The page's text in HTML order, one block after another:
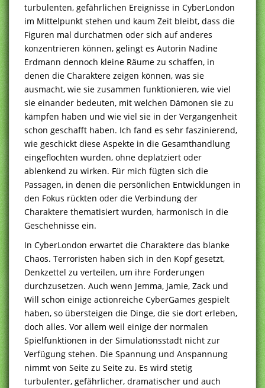
turbulenten, gefährlichen Ereignisse in CyberLondon
im Mittelpunkt stehen und kaum Zeit bleibt, dass die
Figuren mal durchatmen oder sich auf anderes
konzentrieren können, gelingt es Autorin Nadine
Erdmann dennoch kleine Räume zu schaffen, in
denen die Charaktere zeigen können, was sie
ausmacht, wie sie zusammen funktionieren, wie viel
sie einander bedeuten, mit welchen Dämonen sie zu
kämpfen haben und wie viel sie in der Vergangenheit
schon geschafft haben. Ich fand es sehr faszinierend,
wie geschickt diese Aspekte in die Gesamthandlung
eingeflochten wurden, ohne deplatziert oder
ablenkend zu wirken. Für mich fügten sich die
Passagen, in denen die persönlichen Entwicklungen in
den Fokus rückten oder die Verbindung der
Charaktere thematisiert wurden, harmonisch in die
Geschehnisse ein.
In CyberLondon erwartet die Charaktere das blanke
Chaos. Terroristen haben sich in den Kopf gesetzt,
Denkzettel zu verteilen, um ihre Forderungen
durchzusetzen. Auch wenn Jemma, Jamie, Zack und
Will schon einige actionreiche CyberGames gespielt
haben, so übersteigen die Dinge, die sie dort erleben,
doch alles. Vor allem weil einige der normalen
Spielfunktionen in der Simulationsstadt nicht zur
Verfügung stehen. Die Spannung und Anspannung
nimmt von Seite zu Seite zu. Es wird stetig
turbulenter, gefährlicher, dramatischer und auch